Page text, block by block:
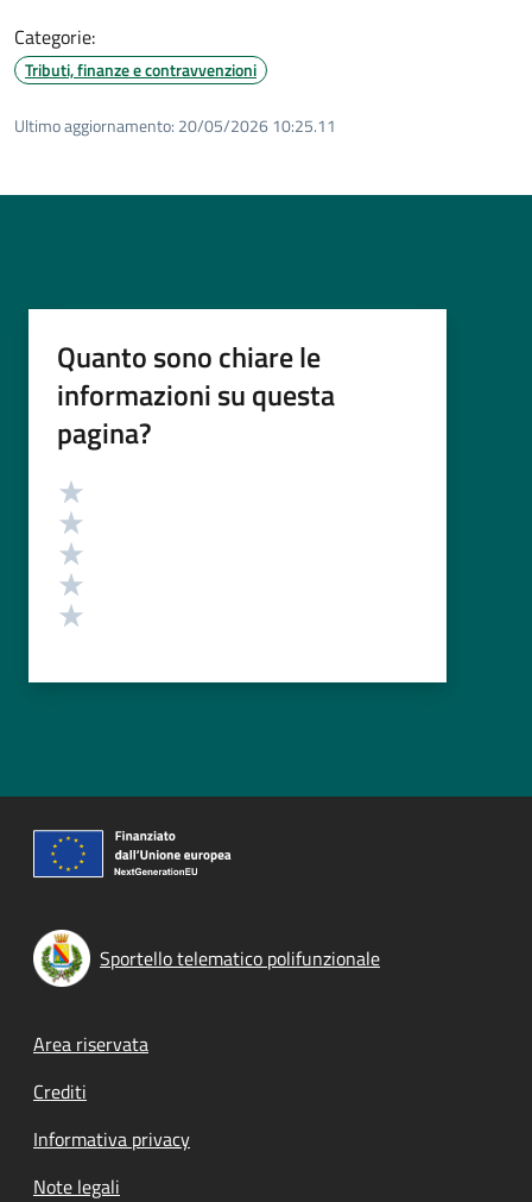
Categorie:
Tributi, finanze e contravvenzioni
Ultimo aggiornamento: 20/05/2026 10:25.11
Quanto sono chiare le
informazioni su questa
pagina?
Valutazione
Sportello telematico polifunzionale
Footer menu
Area riservata
Crediti
Informativa privacy
Note legali